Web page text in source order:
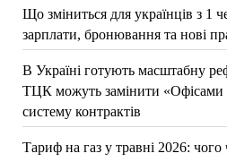
Що зміниться для українців з 1
зарплати, бронювання та нові
В Україні готують масштабну
ТЦК можуть замінити «Офісами
систему контрактів
Тариф на газ у травні 2026: чого